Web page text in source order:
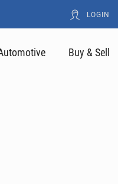
LOGIN
Buy & Sell